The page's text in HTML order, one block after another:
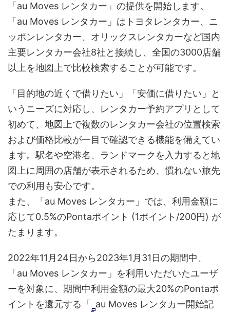
「au Moves レンタカー」の提供を開始します。
「au Moves レンタカー」はトヨタレンタカー、ニ
ッポンレンタカー、オリックスレンタカーなど国内
主要レンタカー会社8社と接続し、全国の3000店舗
以上を地図上で比較検索することが可能です。
「目的地の近くで借りたい」「安価に借りたい」と
いうニーズに対応し、レンタカー予約アプリとして
初めて、地図上で複数のレンタカー会社の位置検索
および価格比較が一目で確認できる機能を備えてい
ます。駅名や空港名、ランドマークを入力すると地
図上に周囲の店舗が表示されるため、慣れない旅先
での利用も安心です。
また、「au Moves レンタカー」では、利用金額に
応じて0.5%のPontaポイント (1ポイント/200円) が
たまります。
2022年11月24日から2023年1月31日の期間中、
「au Moves レンタカー」を利用いただいたユーザ
ーを対象に、期間中利用金額の最大20%のPontaポ
イントを還元する「
au Moves レンタカー開始記